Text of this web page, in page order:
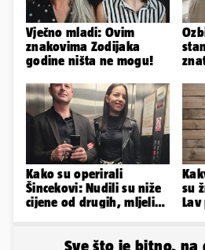
Vječno mladi: Ovim
znakovima Zodijaka
godine ništa ne mogu!
Kako su operirali
Šincekovi: Nudili su niže
cijene od drugih, mljeli
su
Sve što je bitno, na